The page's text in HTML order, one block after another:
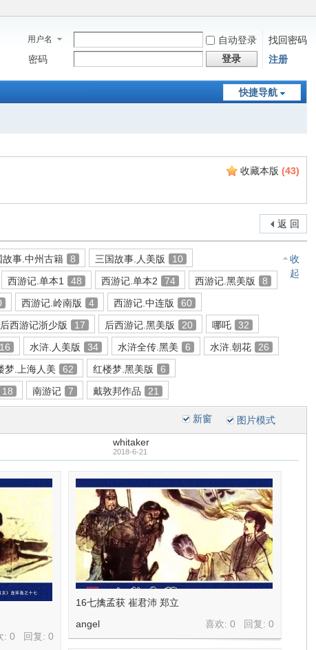
用户名 自动登录
找回密码
密码
登录 注册
快捷导航
收藏本版 (43)
返 回
收
起
故事.中州古籍 8 三国故事.人美版
10
西游记.单本1 48 西游记.单本2 74 西游记.黑美版
8
西游记.岭南版 4 西游记.中连版
60
后西游记浙少版 17 后西游记.黑美版 20 哪吒
32
16 水浒.人美版 34 水浒全传.黑美 6 水浒.朝花
26
梦.上海人美 62 红楼梦.黑美版
6
18 南游记 7 戴敦邦作品 21
新窗 图片模式
whitaker
2018-6-21
: 0 回复:0
16七擒孟获 崔君沛 郑立
喜欢: 0 回复:0
angel